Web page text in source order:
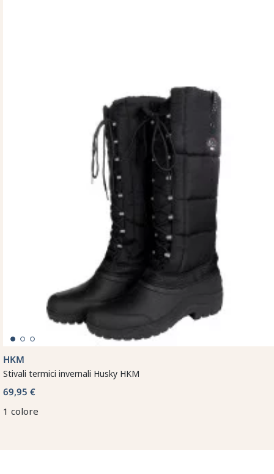
HKM
Stivali termici invernali Husky HKM
69,95 €
1 colore